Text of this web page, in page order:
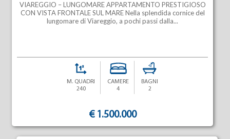
VIAREGGIO – LUNGOMARE APPARTAMENTO PRESTIGIOSO
CON VISTA FRONTALE SUL MARE Nella splendida cornice del
lungomare di Viareggio, a pochi passi dalla...
M. QUADRI
240
CAMERE
4
BAGNI
2
€ 1.500.000